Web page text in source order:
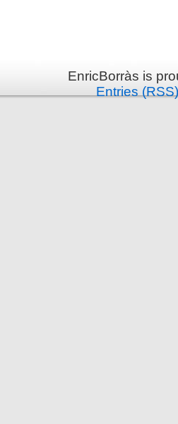
EnricBorràs is
Entries (RSS)